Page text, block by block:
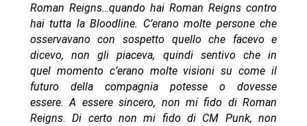
Roman Reigns…quando hai Roman Reigns contro
hai tutta la Bloodline. C’erano molte persone che
osservavano con sospetto quello che facevo e
dicevo, non gli piaceva, quindi sentivo che in
quel momento c’erano molte visioni su come il
futuro della compagnia potesse o dovesse
essere. A essere sincero, non mi fido di Roman
Reigns. Di certo non mi fido di CM Punk, non